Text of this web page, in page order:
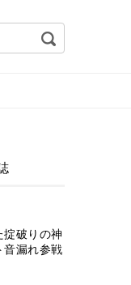
掟破りの神
音漏れ参戦